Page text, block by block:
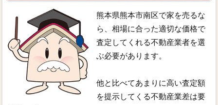
熊本県熊本市南区で家を売るな
ら、相場に合った適切な価格で
査定してくれる不動産業者を選
ぶ必要があります。
他と比べてあまりに高い査定額
を提示してくる不動産業差は要